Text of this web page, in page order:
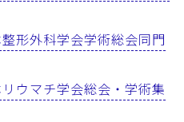
外科学会学術総会同門
マチ学会総会・学術集